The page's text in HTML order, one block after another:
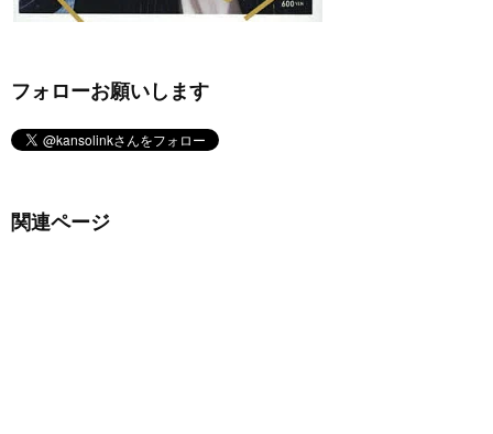
フォローお願いします
関連ページ